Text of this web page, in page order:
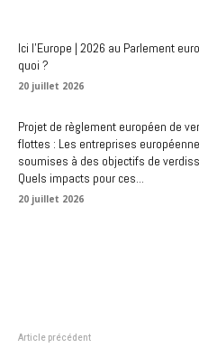
Ici l’Europe | 2026 au Parlement
quoi ?
20 juillet 2026
Projet de règlement européen de
flottes : Les entreprises
soumises à des objectifs de
Quels impacts pour ces...
20 juillet 2026
Article précédent